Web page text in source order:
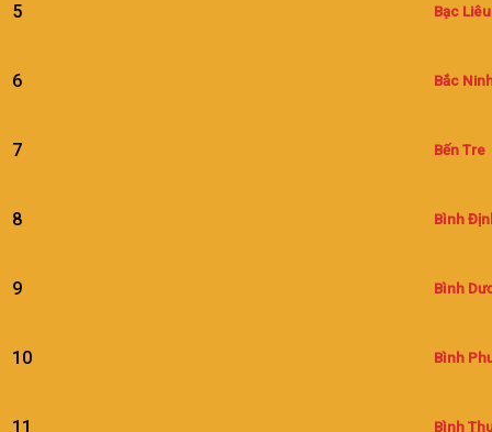
5 Bạc Liêu
6 Bắc
7 Bến Tre
8 Bình
9 Bình
10 Bình
11 Bình